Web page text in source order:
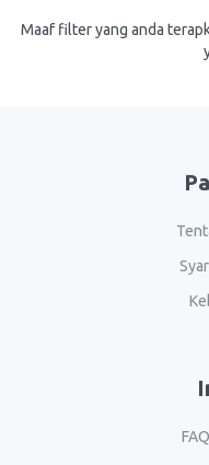
Maaf filter yang anda